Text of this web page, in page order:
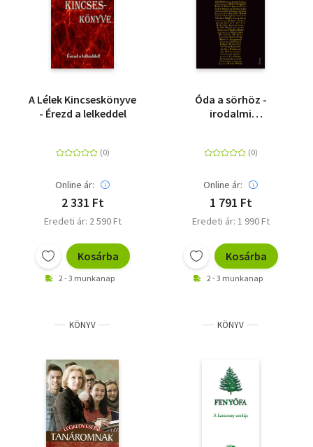
A Lélek Kincseskönyve
- Érezd a lelkeddel
Online ár:
2 331 Ft
Eredeti ár: 2 590 Ft
Kosárba
2 - 3 munkanap
Óda a sörhöz -
irodalmi
Online ár:
1 791 Ft
Eredeti ár: 1 990 Ft
Kosárba
2 - 3 munkanap
KÖNYV KÖNYV